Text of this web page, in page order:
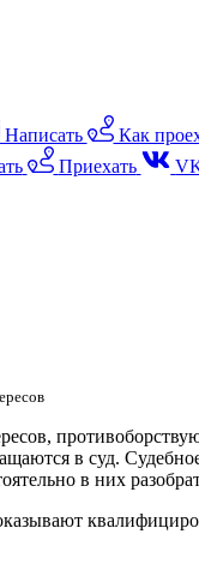
Написать
Как
Приехать
в суд.
в них